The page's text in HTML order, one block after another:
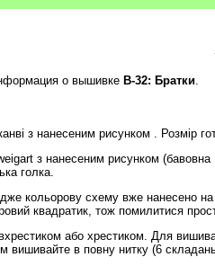
о вышивке B-32: Братки.
з нанесеним рисунком . Розмір
з нанесеним рисунком
голка.
кольорову схему вже нанесено
квадратик, тож помилитися
або хрестиком. Для
вишивайте в повну нитку (6